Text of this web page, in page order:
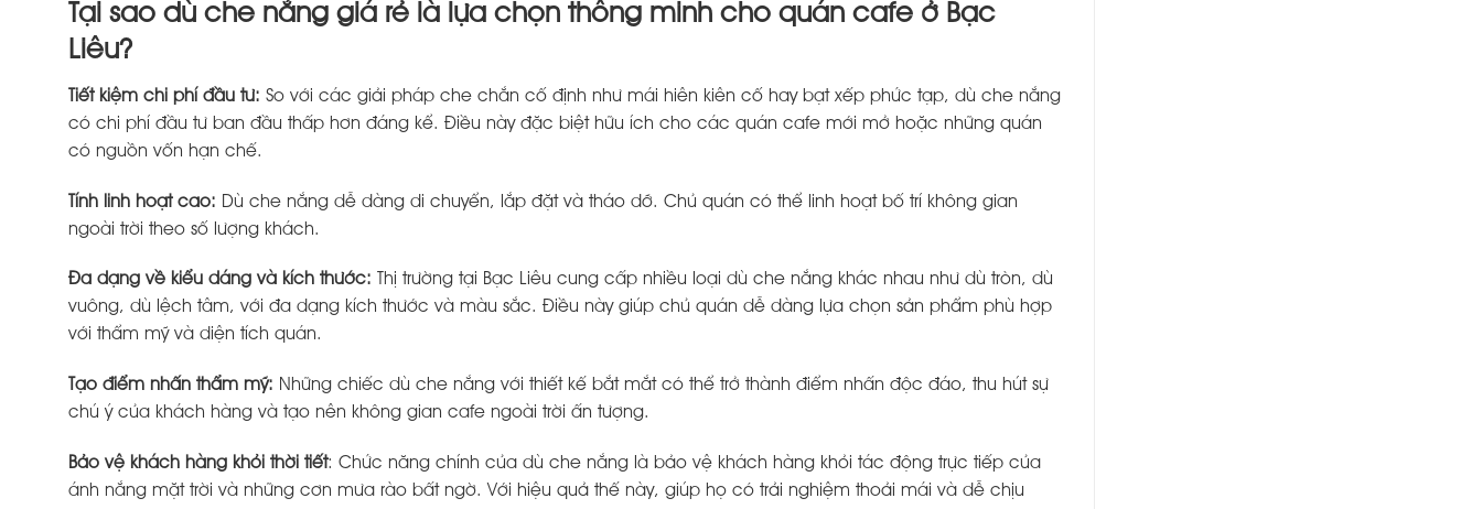
Tại sao dù che nắng giá rẻ là lựa chọn thông minh cho quán cafe ở Bạc
Liêu?
Tiết kiệm chi phí đầu tư: So với các giải pháp che chắn cố định như mái hiên kiên cố hay bạt xếp phức tạp, dù che nắng
có chi phí đầu tư ban đầu thấp hơn đáng kể. Điều này đặc biệt hữu ích cho các quán cafe mới mở hoặc những quán
có nguồn vốn hạn chế.
Tính linh hoạt cao: Dù che nắng dễ dàng di chuyển, lắp đặt và tháo dỡ. Chủ quán có thể linh hoạt bố trí không gian
ngoài trời theo số lượng khách.
Đa dạng về kiểu dáng và kích thước: Thị trường tại Bạc Liêu cung cấp nhiều loại dù che nắng khác nhau như dù tròn, dù
vuông, dù lệch tâm, với đa dạng kích thước và màu sắc. Điều này giúp chủ quán dễ dàng lựa chọn sản phẩm phù hợp
với thẩm mỹ và diện tích quán.
Tạo điểm nhấn thẩm mỹ: Những chiếc dù che nắng với thiết kế bắt mắt có thể trở thành điểm nhấn độc đáo, thu hút sự
chú ý của khách hàng và tạo nên không gian cafe ngoài trời ấn tượng.
Bảo vệ khách hàng khỏi thời tiết: Chức năng chính của dù che nắng là bảo vệ khách hàng khỏi tác động trực tiếp của
ánh nắng mặt trời và những cơn mưa rào bất ngờ. Với hiệu quả thế này, giúp họ có trải nghiệm thoải mái và dễ chịu